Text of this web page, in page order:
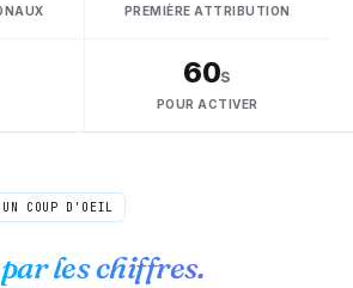
PREMIÈRE ATTRIBUTION
60s
POUR ACTIVER
COUP D'OEIL
par les chiffres.